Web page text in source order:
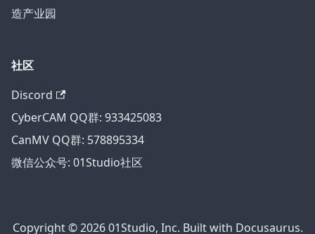
造产业园
社区
Discord
CyberCAM QQ群: 933425083
CanMV QQ群: 578895334
微信公众号: 01Studio社区
Copyright © 2026 01Studio, Inc. Built with Docusaurus.